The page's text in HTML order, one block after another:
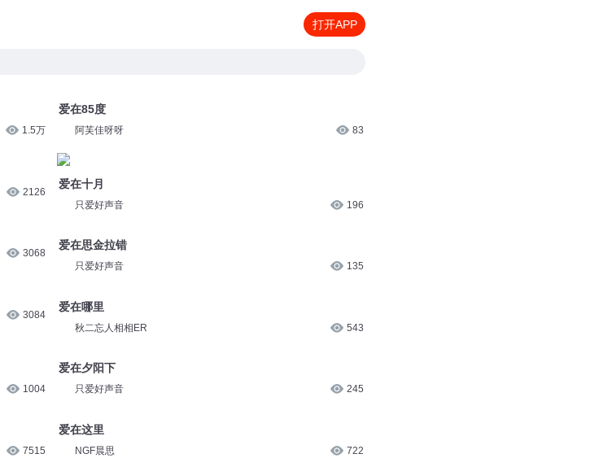
打开APP
1.5万
2126
3068
3084
1004
7515
爱在85度
阿芙佳呀呀 83
爱在十月
只爱好声音 196
爱在思金拉错
只爱好声音 135
爱在哪里
秋二忘人相相ER 543
爱在夕阳下
只爱好声音 245
爱在这里
NGF晨思 722